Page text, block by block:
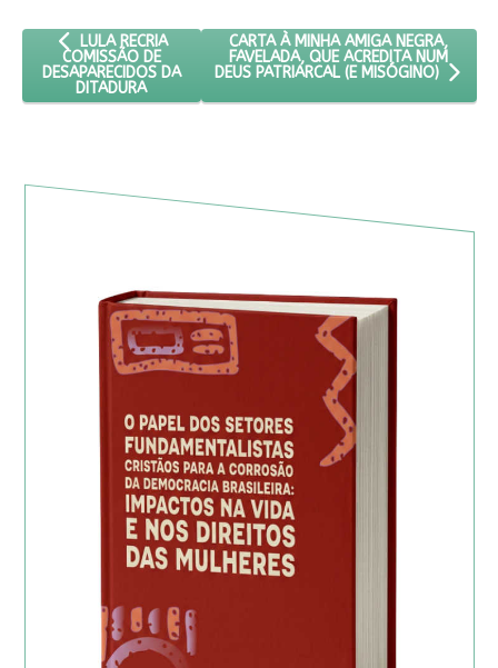
ARTIGO ANTERIOR: LULA RECRIA COMISSÃO DE
LULA RECRIA
COMISSÃO DE
DESAPARECIDOS DA
DITADURA
PRÓXIMO ARTIGO: CARTA À MINHA
CARTA À MINHA AMIGA NEGRA,
FAVELADA, QUE ACREDITA NUM
DEUS PATRIARCAL (E MISÓGINO)